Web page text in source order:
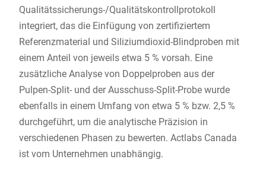
Qualitätssicherungs-/Qualitätskontrollprotokoll
integriert, das die Einfügung von zertifiziertem
Referenzmaterial und Siliziumdioxid-Blindproben mit
einem Anteil von jeweils etwa 5 % vorsah. Eine
zusätzliche Analyse von Doppelproben aus der
Pulpen-Split- und der Ausschuss-Split-Probe wurde
ebenfalls in einem Umfang von etwa 5 % bzw. 2,5 %
durchgeführt, um die analytische Präzision in
verschiedenen Phasen zu bewerten. Actlabs Canada
ist vom Unternehmen unabhängig.